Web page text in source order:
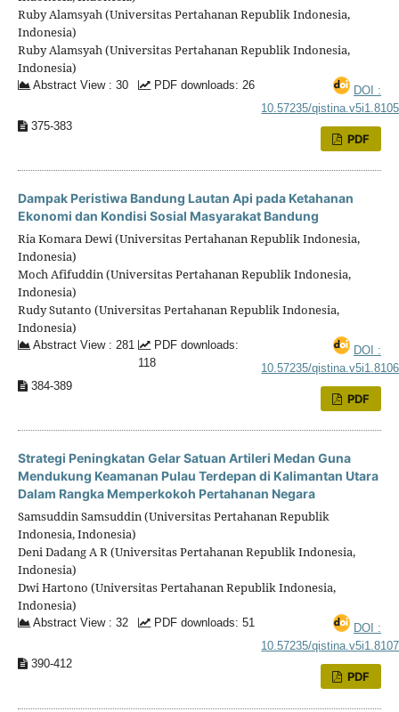
Ruby Alamsyah (Universitas Pertahanan Republik Indonesia,
Indonesia)
Ruby Alamsyah (Universitas Pertahanan Republik Indonesia,
Indonesia)
Abstract View : 30 PDF downloads: 26
DOI :
10.57235/qistina.v5i1.8105
375-383
PDF
Dampak Peristiwa Bandung Lautan Api pada Ketahanan
Ekonomi dan Kondisi Sosial Masyarakat Bandung
Ria Komara Dewi (Universitas Pertahanan Republik Indonesia,
Indonesia)
Moch Afifuddin (Universitas Pertahanan Republik Indonesia,
Indonesia)
Rudy Sutanto (Universitas Pertahanan Republik Indonesia,
Indonesia)
Abstract View : 281
PDF downloads:
118
DOI :
10.57235/qistina.v5i1.8106
384-389
PDF
Strategi Peningkatan Gelar Satuan Artileri Medan Guna
Mendukung Keamanan Pulau Terdepan di Kalimantan Utara
Dalam Rangka Memperkokoh Pertahanan Negara
Samsuddin Samsuddin (Universitas Pertahanan Republik
Indonesia, Indonesia)
Deni Dadang A R (Universitas Pertahanan Republik Indonesia,
Indonesia)
Dwi Hartono (Universitas Pertahanan Republik Indonesia,
Indonesia)
Abstract View : 32 PDF downloads: 51
DOI :
10.57235/qistina.v5i1.8107
390-412
PDF